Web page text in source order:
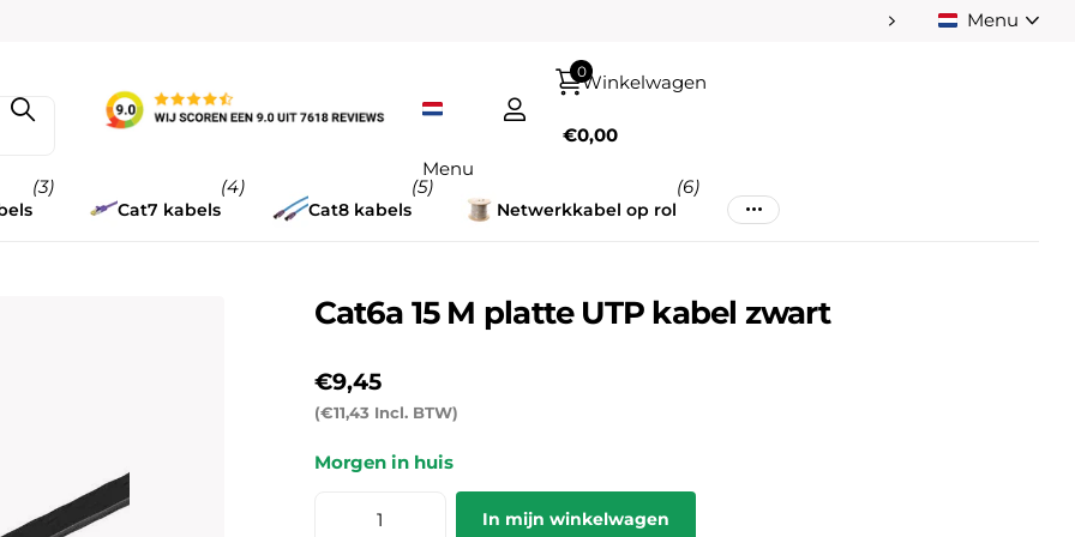
Betaal achteraf na
Menu
Menu
Winkelwagen
0
€0,00
(3)
Cat7 kabels
(4)
Cat8 kabels
(5)
Netwerkkabel op rol
(6)
Cat6a 15 M platte UTP kabel zwart
(€11,43 Incl. BTW)
€9,45
Morgen in huis
In mijn winkelwagen